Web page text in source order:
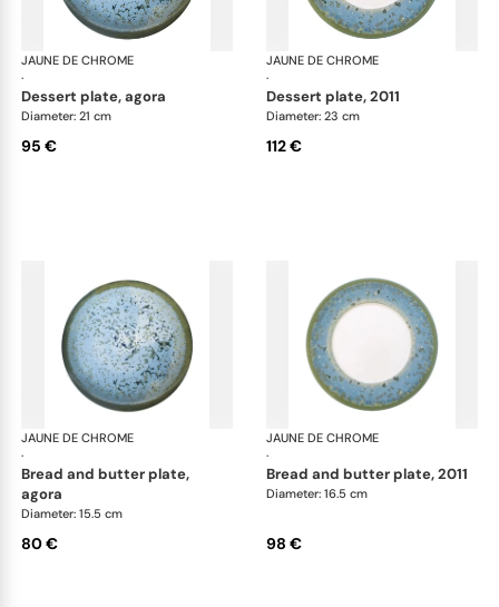
JAUNE DE CHROME
·
Nymphéa
dessert plate, agora
Diameter: 21 cm
95 €
JAUNE DE CHROME
·
dessert plate, 2011
Diameter: 23 cm
112 €
JAUNE DE CHROME
·
Nymphéa
bread and butter plate,
agora
Diameter: 15.5 cm
80 €
JAUNE DE CHROME
·
bread and butter plate, 2011
Diameter: 16.5 cm
98 €